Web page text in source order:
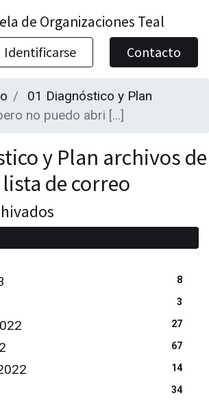
de Organizaciones Teal
Identificarse Contacto
01 Diagnóstico y Plan
no puedo abri [...]
y Plan archivos de
de correo
8
3
27
67
14
34